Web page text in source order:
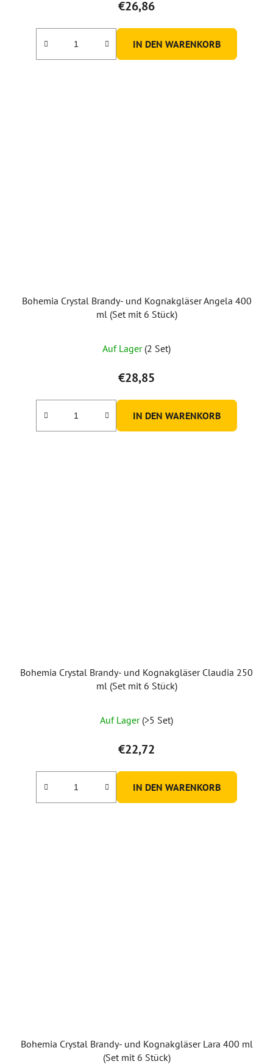
€26,86
IN DEN WARENKORB
Bohemia Crystal Brandy- und Kognakgläser Angela 400
ml (Set mit 6 Stück)
Auf Lager (2 Set)
€28,85
IN DEN WARENKORB
Bohemia Crystal Brandy- und Kognakgläser Claudia 250
ml (Set mit 6 Stück)
durchschnittliche
Produktbewertung
ist
5,0
von
Auf Lager (>5 Set)
€22,72
IN DEN WARENKORB
Bohemia Crystal Brandy- und Kognakgläser Lara 400 ml
(Set mit 6 Stück)